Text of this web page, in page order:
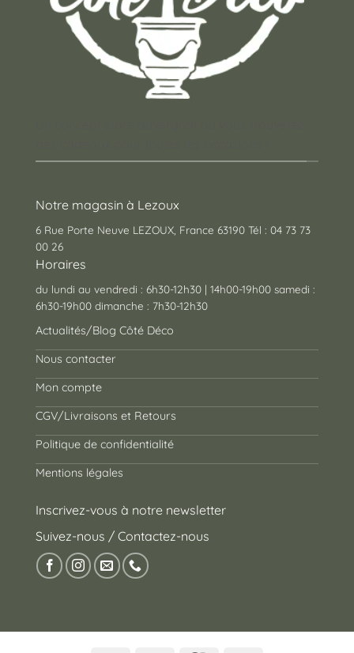
Notre magasin à Lezoux
6 Rue Porte Neuve LEZOUX, France 63190 Tél : 04 73 73
00 26
Horaires
du lundi au vendredi : 6h30-12h30 | 14h00-19h00 samedi :
6h30-19h00 dimanche : 7h30-12h30
Actualités/Blog Côté Déco
Nous contacter
Mon compte
CGV/Livraisons et Retours
Politique de confidentialité
Mentions légales
Inscrivez-vous à notre newsletter
Suivez-nous / Contactez-nous